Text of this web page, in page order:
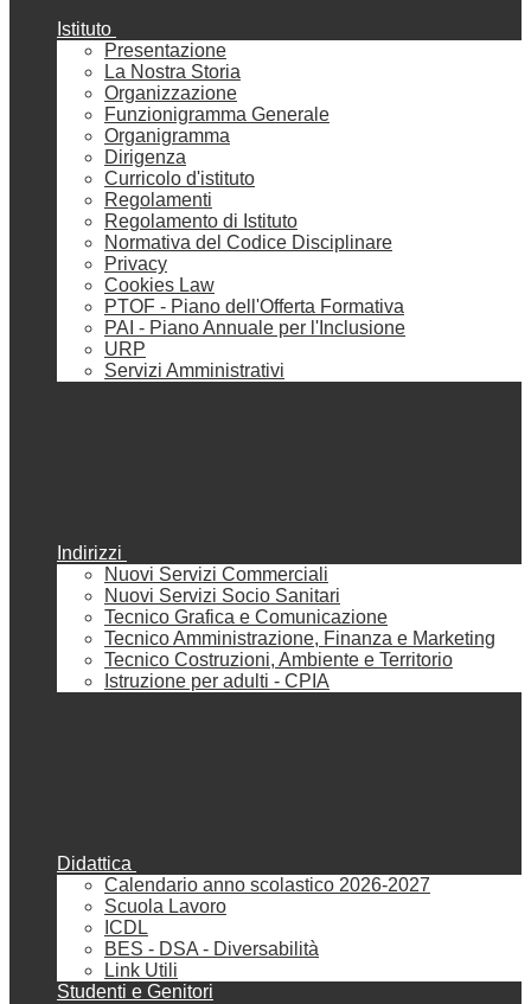
Istituto
Presentazione
La Nostra Storia
Organizzazione
Funzionigramma Generale
Organigramma
Dirigenza
Curricolo d'istituto
Regolamenti
Regolamento di Istituto
Normativa del Codice Disciplinare
Privacy
Cookies Law
PTOF - Piano dell'Offerta Formativa
PAI - Piano Annuale per l'Inclusione
URP
Servizi Amministrativi
Indirizzi
Nuovi Servizi Commerciali
Nuovi Servizi Socio Sanitari
Tecnico Grafica e Comunicazione
Tecnico Amministrazione, Finanza e Marketing
Tecnico Costruzioni, Ambiente e Territorio
Istruzione per adulti - CPIA
Didattica
Calendario anno scolastico 2026-2027
Scuola Lavoro
ICDL
BES - DSA - Diversabilità
Link Utili
Studenti e Genitori